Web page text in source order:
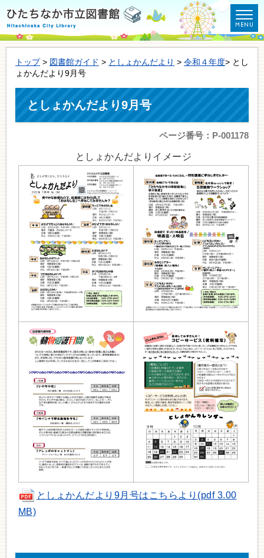
トップ> 図書館ガイド > としょかんだより > 令和４年度> とし
ょかんだより9月号
としょかんだより9月号
ページ番号：P-001178
としょかんだよりイメージ
としょかんだより9月号はこちらより(pdf 3.00
MB)